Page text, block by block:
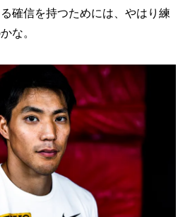
確信を持つためには、やはり練
な。